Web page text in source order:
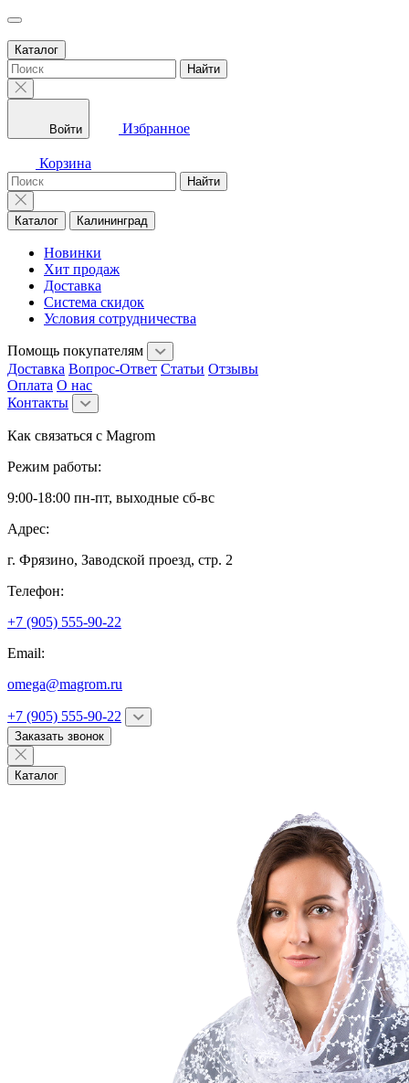
Каталог
Найти
Войти Избранное
Корзина
Найти
Каталог Калининград
Новинки
Хит продаж
Доставка
Система скидок
Условия сотрудничества
Помощь покупателям
Доставка Вопрос-Ответ Статьи Отзывы
Оплата О нас
Контакты
Как связаться с Magrom
Режим работы:
9:00-18:00 пн-пт, выходные сб-вс
Адрес:
г. Фрязино, Заводской проезд, стр. 2
Телефон:
+7 (905) 555-90-22
Email:
omega@magrom.ru
+7 (905) 555-90-22
Заказать звонок
Каталог